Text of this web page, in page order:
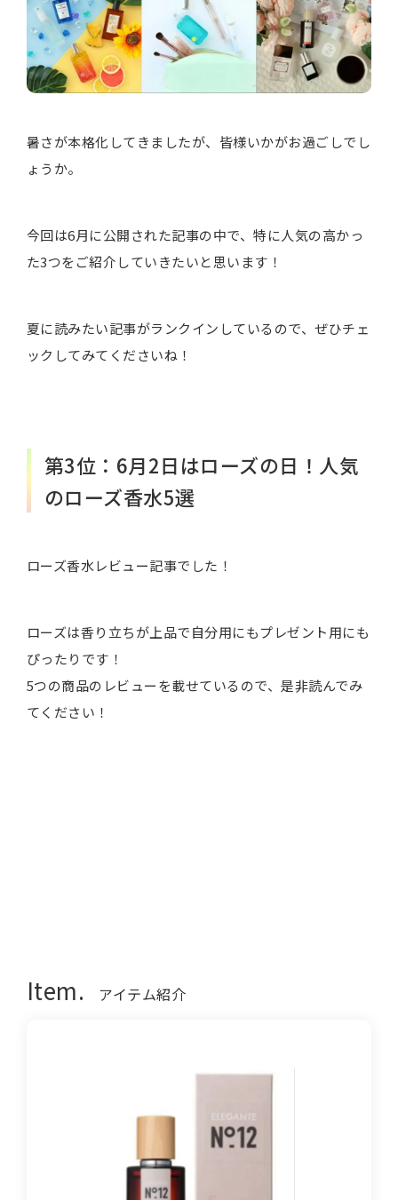
暑さが本格化してきましたが、皆様いかがお過ごしでし
ょうか。
今回は6月に公開された記事の中で、特に人気の高かっ
た3つをご紹介していきたいと思います！
夏に読みたい記事がランクインしているので、ぜひチェ
ックしてみてくださいね！
第3位：6月2日はローズの日！人気
のローズ香水5選
ローズ香水レビュー記事でした！
ローズは香り立ちが上品で自分用にもプレゼント用にも
ぴったりです！
5つの商品のレビューを載せているので、是非読んでみ
てください！
Item. アイテム紹介